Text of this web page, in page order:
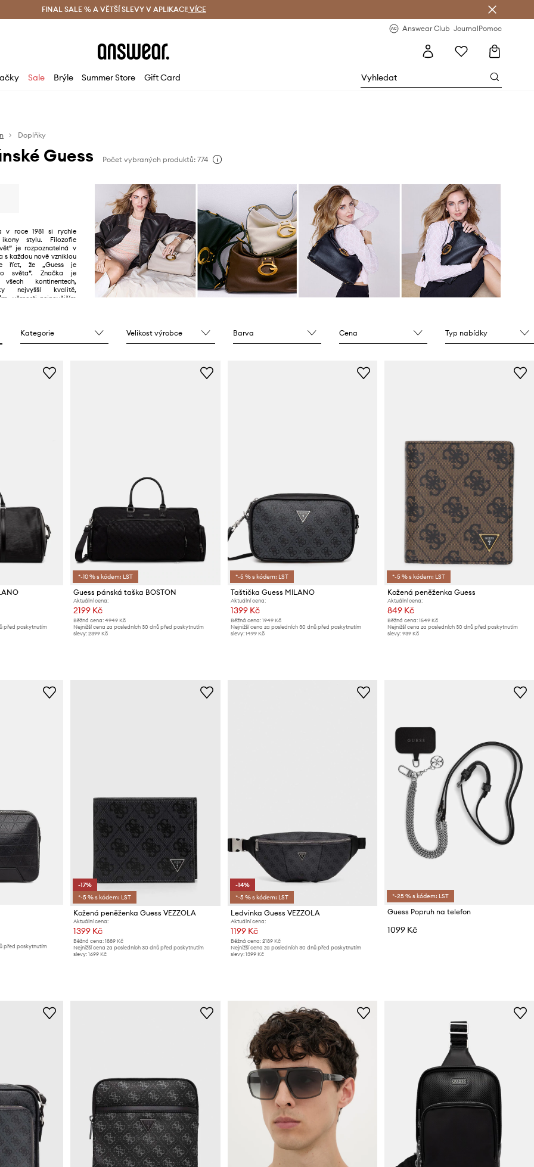
zdarma (od 1800 Kč) Doručení i do 24 h
FINAL SALE % A VĚTŠÍ SLEVY V APLIKACI! VÍCE
Answear Club JournalPomoc
Sale Brýle Summer Store Gift Card
Doplňky
Guess Počet vybraných produktů: 774
v roce 1981 si rychle
stylu. Filozofie
je rozpoznatelná v
s každou nově vzniklou
říct, že „Guess je
světa”. Značka je
kontinentech,
nejvyšší kvalitě,
věrnosti nejnovějším
Kategorie Velikost výrobce Barva Cena Typ nabídky
před poskytnutím
*-10 % s kódem: LST
Guess pánská taška BOSTON
Aktuální cena:
2199 Kč
Běžná cena: 4949 Kč
Nejnižší cena za posledních 30 dnů před poskytnutím
slevy: 2399 Kč
*-5 % s kódem: LST
Taštička Guess MILANO
Aktuální cena:
1399 Kč
Běžná cena: 1949 Kč
Nejnižší cena za posledních 30 dnů před poskytnutím
slevy: 1499 Kč
*-5 % s kódem: LST
Kožená peněženka Guess
Aktuální cena:
849 Kč
Běžná cena: 1549 Kč
Nejnižší cena za posledních 30 dnů před poskytnutím
slevy: 939 Kč
před poskytnutím
-17%
*-5 % s kódem: LST
Kožená peněženka Guess VEZZOLA
Aktuální cena:
1399 Kč
Běžná cena: 1889 Kč
Nejnižší cena za posledních 30 dnů před poskytnutím
slevy: 1699 Kč
-14%
*-5 % s kódem: LST
Ledvinka Guess VEZZOLA
Aktuální cena:
1199 Kč
Běžná cena: 2189 Kč
Nejnižší cena za posledních 30 dnů před poskytnutím
slevy: 1399 Kč
*-25 % s kódem: LST
Guess Popruh na telefon
1099 Kč